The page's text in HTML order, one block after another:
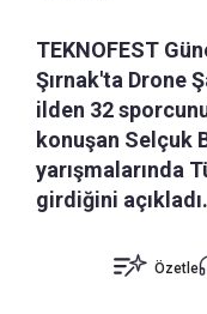
TEKNOFEST
Şırnak'ta Drone
ilden 32
konuşan Selçuk
yarışmalarında
girdiğini açıkladı.
Özetle